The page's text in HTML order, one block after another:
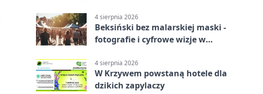
4 sierpnia 2026
Beksiński bez malarskiej maski -
fotografie i cyfrowe wizje w
4 sierpnia 2026
W Krzywem powstaną hotele dla
dzikich zapylaczy